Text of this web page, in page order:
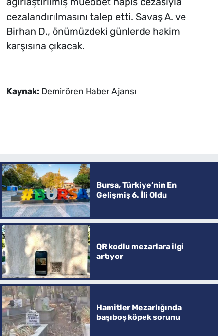
cezalandırılmasını talep etti. Savaş A. ve
Birhan D., önümüzdeki günlerde hakim
karşısına çıkacak.
Kaynak: Demirören Haber Ajansı
Bursa, Türkiye’nin En
Gelişmiş 6. İli Oldu
QR kodlu mezarlara ilgi
artıyor
Hamitler Mezarlığında
başıboş köpek sorunu